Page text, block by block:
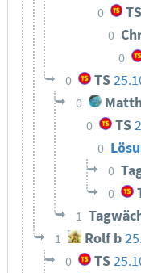
0 TS
0
0
0 TS
0
0 TS
0
0
0
1
1 Rolf b
0 TS